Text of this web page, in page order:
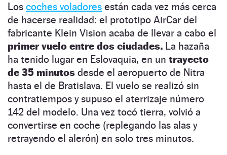
Los coches voladores están cada vez más cerca
de hacerse realidad: el prototipo AirCar del
fabricante Klein Vision acaba de llevar a cabo el
primer vuelo entre dos ciudades. La hazaña
ha tenido lugar en Eslovaquia, en un trayecto
de 35 minutos desde el aeropuerto de Nitra
hasta el de Bratislava. El vuelo se realizó sin
contratiempos y supuso el aterrizaje número
142 del modelo. Una vez tocó tierra, volvió a
convertirse en coche (replegando las alas y
retrayendo el alerón) en solo tres minutos.